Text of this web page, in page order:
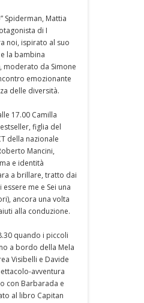
Spiderman, Mattia
di I
noi, ispirato al suo
la bambina
moderato da Simone
emozionante
delle diversità.
17.00 Camilla
figlia del
della nazionale
Mancini,
e identità
a brillare, tratto dai
me e Sei una
ancora una volta
alla conduzione.
quando i piccoli
a bordo della Mela
Visibelli e Davide
avventura
con Barbarada e
al libro Capitan